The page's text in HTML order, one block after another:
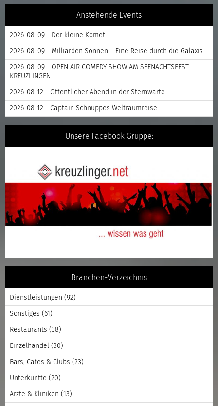
Anstehende Events
2026-08-09 - Der kleine Komet
2026-08-09 - Milliarden Sonnen – Eine Reise durch die Galaxis
2026-08-09 - OPEN AIR COMEDY SHOW AM SEENACHTSFEST
KREUZLINGEN
2026-08-12 - Öffentlicher Abend in der Sternwarte
2026-08-12 - Captain Schnuppes Weltraumreise
Unsere Facebook Gruppe:
Branchen-Verzeichnis
Dienstleistungen (92)
Sonstiges (61)
Restaurants (38)
Einzelhandel (30)
Bars, Cafes & Clubs (23)
Unterkünfte (20)
Ärzte & Kliniken (13)